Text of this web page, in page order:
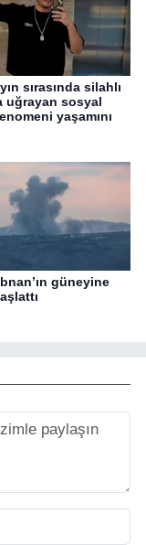
sırasında silahlı
uğrayan sosyal
yaşamını
güneyine